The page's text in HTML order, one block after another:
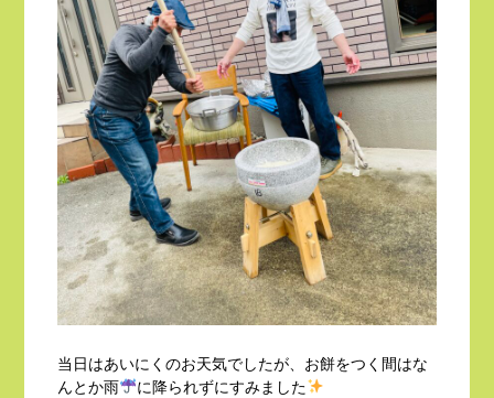
当日はあいにくのお天気でしたが、お餅をつく間はな
んとか雨
に降られずにすみました